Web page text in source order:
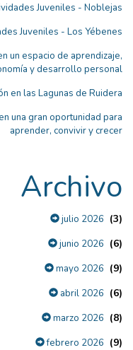
Juveniles - Noblejas
Juveniles - Los Yébenes
un espacio de aprendizaje,
y desarrollo personal
en las Lagunas de Ruidera
una gran oportunidad para
aprender, convivir y crecer
Archivo
julio 2026 (3)
junio 2026 (6)
mayo 2026 (9)
abril 2026 (6)
marzo 2026 (8)
febrero 2026 (9)